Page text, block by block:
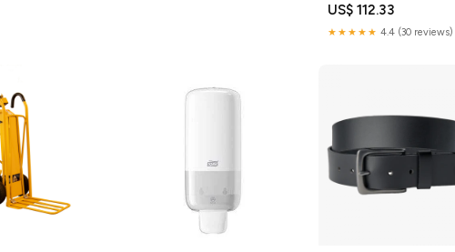
US$ 112.33
★★★★★ 4.4 (30 reviews)